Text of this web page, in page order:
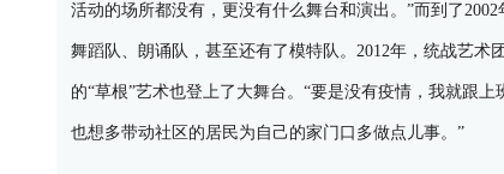
活动的场所都没有，更没有什么舞台和演出。”而到了
舞蹈队、朗诵队，甚至还有了模特队。2012年，统战艺
的“草根”艺术也登上了大舞台。“要是没有疫情，我就跟
也想多带动社区的居民为自己的家门口多做点儿事。”